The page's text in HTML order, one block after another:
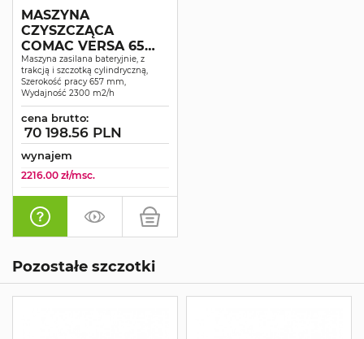
MASZYNA
CZYSZCZĄCA
COMAC VERSA 65
BTS
Maszyna zasilana bateryjnie, z
trakcją i szczotką cylindryczną,
Szerokość pracy 657 mm,
Wydajność 2300 m2/h
cena brutto:
70 198.56 PLN
wynajem
2216.00 zł/msc.
Pozostałe szczotki